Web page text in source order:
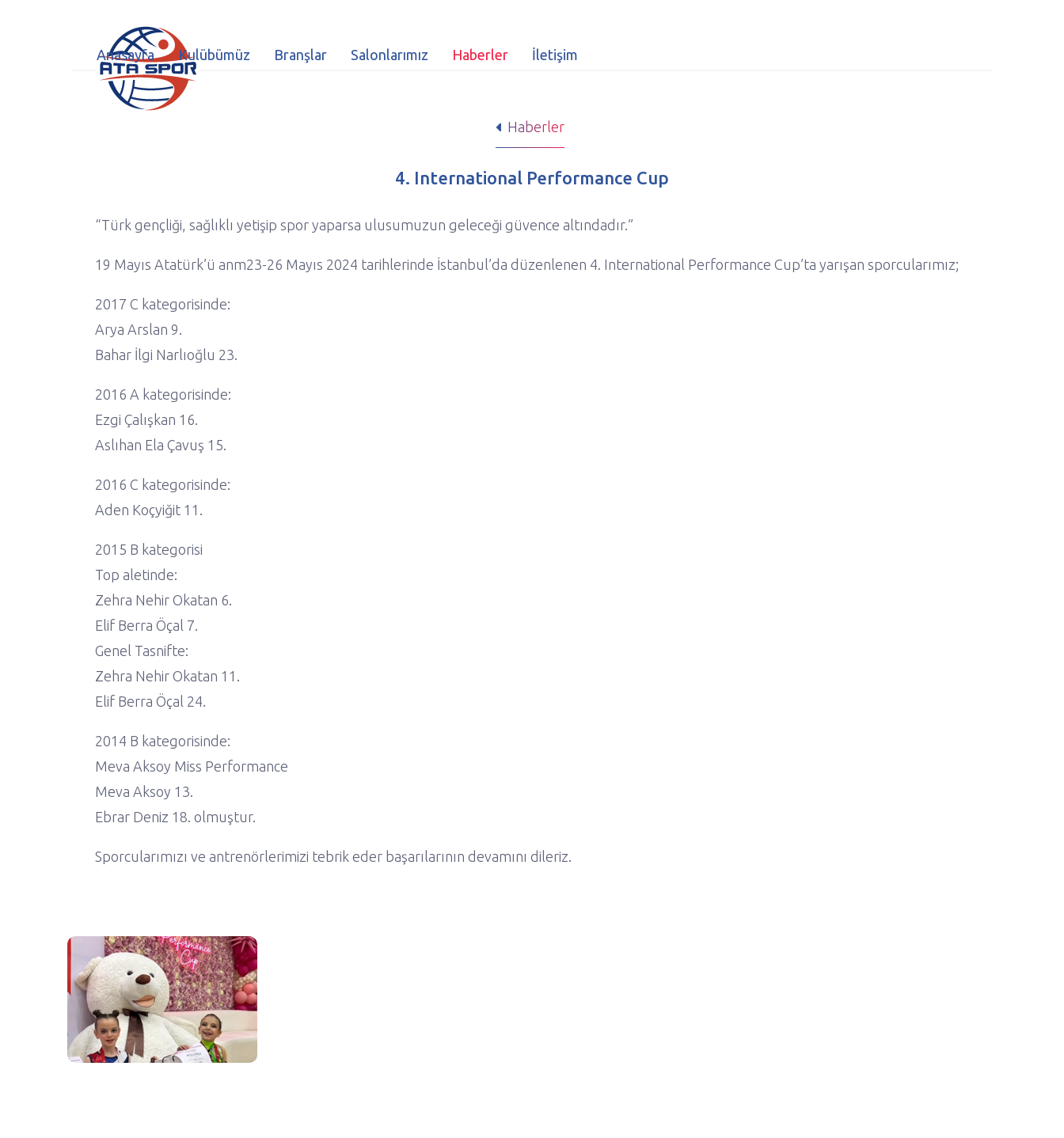
Anasayfa Kulübümüz Branşlar Salonlarımız Haberler İletişim
Haberler
4. International Performance Cup
“Türk gençliği, sağlıklı yetişip spor yaparsa ulusumuzun geleceği güvence altındadır.”
19 Mayıs Atatürk’ü anm23-26 Mayıs 2024 tarihlerinde İstanbul’da düzenlenen 4. International Performance Cup’ta yarışan sporcularımız;
2017 C kategorisinde:
Arya Arslan 9.
Bahar İlgi Narlıoğlu 23.
2016 A kategorisinde:
Ezgi Çalışkan 16.
Aslıhan Ela Çavuş 15.
2016 C kategorisinde:
Aden Koçyiğit 11.
2015 B kategorisi
Top aletinde:
Zehra Nehir Okatan 6.
Elif Berra Öçal 7.
Genel Tasnifte:
Zehra Nehir Okatan 11.
Elif Berra Öçal 24.
2014 B kategorisinde:
Meva Aksoy Miss Performance
Meva Aksoy 13.
Ebrar Deniz 18. olmuştur.
Sporcularımızı ve antrenörlerimizi tebrik eder başarılarının devamını dileriz.